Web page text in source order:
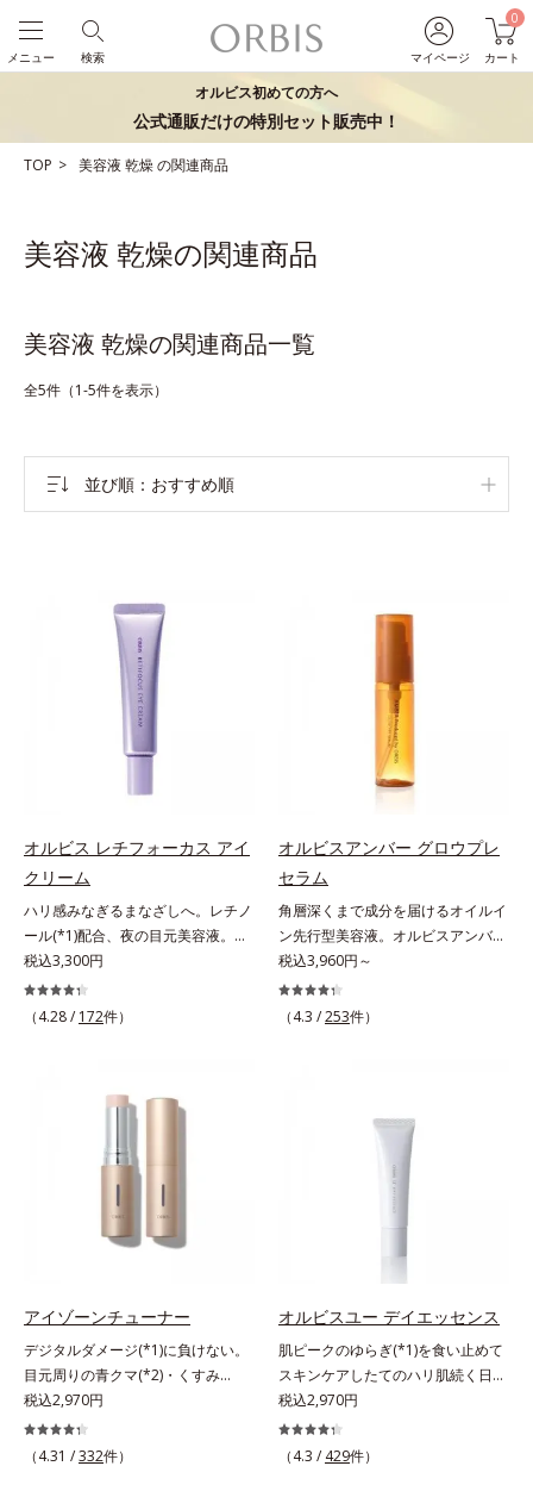
マイページ
0
カート
検索
メニュー
オルビス初めての方へ
公式通販だけの特別セット販売中！
TOP 美容液乾燥の関連商品
美容液 乾燥の関連商品
美容液 乾燥の関連商品一覧
全5件（1-5件を表示）
並び順 おすすめ順
オルビス レチフォーカス アイ
クリーム
ハリ感みなぎるまなざしへ。レチノ
ール(*1)配合、夜の目元美容液。オ
ルビスの目元技術を結集し、ハリ感
みなぎるまなざしへ。レチノール
(*1)配合の目元美容液です。目元悩
与え、湧き上がるようなハリ感を呼
り、肌表面にピン！としたハリ感を
与え、さらに疑似セラミド(*3)が角
層の隙間に浸透(*4)。夜のスキンケ
アの最後にプラスすることで乾燥に
チノール配合＝保湿成分*2 パルミ
成分*3 ラウロイルグルタミン酸ジ
（フィトステリル/オクチルドデシ
ル）配合＝保湿成分*4 角層まで
税込3,300円
（4.28 / 172件）
オルビスアンバー グロウプレ
セラム
角層深くまで成分を届けるオイルイ
ン先行型美容液。オルビスアンバー
は、いつも⾃然体で美しくありたい
と願う⼤⼈世代に寄り添うブランド
です。年齢印象研究に基づいた肌サ
(*1)作りのサポートをします。オル
ビスアンバー グロウプレセラムオ
イルイン先⾏型美容液「オルビスア
ンバー グロウプレセラム」は、オ
肌をやわらかくしながら角層まで浸
透。ADセラミドミックスが肌をす
こやかに整え、うるおいを蓄える肌
とで、あとのオールインワンクリー
ムの肌なじみを高め、うるおいとツ
ヤのある肌を叶えます。*1 肌にハ
リを与え若々しい印象*2 スクワラ
ン、トリ（カプリル酸／カプリン
税込3,960円～
（4.3 /253件）
アイゾーンチューナー
デジタルダメージ(*1)に負けない。
目元周りの青クマ(*2)・くすみ
(*3)・乾燥をケアする目元用スティ
ック状美容液。目元周りにあらわれ
る青クマ(*2)・くすみ(*3)・乾燥
税込2,970円
（4.31 /332件）
オルビスユー デイエッセンス
肌ピークのゆらぎ(*1)を食い止めて
スキンケアしたてのハリ肌続く日中
用美容液。起床直後にピークを迎
え、夕方から夜にかけて徐々にダウ
ンするハリのバイオリズムに着目し
税込2,970円
（4.3 / 429件）